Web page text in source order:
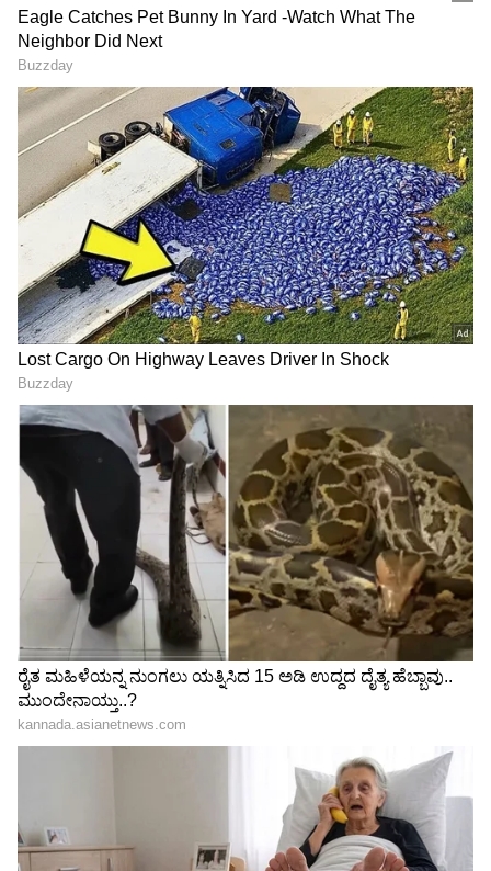
3
13
ಶ್ರೀದೇವಿ ಬೋನಿ ಕಪೂರ್
ಲೆಜೆಂಡರಿ ಟಾಲಿವುಡ್ ಮತ್ತು ಹಿಂದಿ ಚಲನಚಿತ್ರ ನಟಿ,
ದಿವಂಗತ ಶ್ರೀದೇವಿ 1996ರಲ್ಲಿ ಬೋನಿಯನ್ನು
ವಿವಾಹವಾದರು. ಶ್ರೀದೇವಿ ಅವರು ತಮ್ಮ
ವೃತ್ತಿಜೀವನದುದ್ದಕ್ಕೂ ಉತ್ತಮ ಆದಾಯವನ್ನು ಗಳಿಸಿದರೆ,
ಅವರ ಪತಿ ಬೋನಿ ಕಡಿಮೆ ಇರಲಿಲ್ಲ. ಅವರು ಅತ್ಯಂತ
ಯಶಸ್ವಿ ಚಲನಚಿತ್ರ ನಿರ್ಮಾಪಕರಲ್ಲಿ ಒಬ್ಬರು. ಅವರ ನಿವ್ವಳ
ಮೌಲ್ಯ 550 ಮಿಲಿಯನ್ ಎಂದು ಅಂದಾಜಿಸಲಾಗಿದೆ.